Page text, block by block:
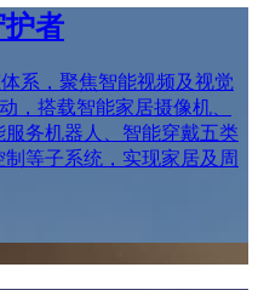
者
系，聚焦智能视频及视觉
，搭载智能家居摄像机、
务机器人、智能穿戴五类
等子系统，实现家居及周